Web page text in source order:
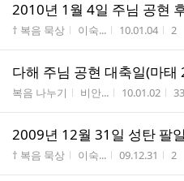
2010년 1월 4일 주님 공현
게시판명
† 복음 묵상 작성자
이숙... 작성시간
10.01.04 조
2
다해 주님 공현 대축일(마태
게시판명
복음 나누기 작성자
비안... 작성시간
10.01.02 33
2009년 12월 31일 성탄 팔
게시판명
† 복음 묵상 작성자
이숙... 작성시간
09.12.31 조
2